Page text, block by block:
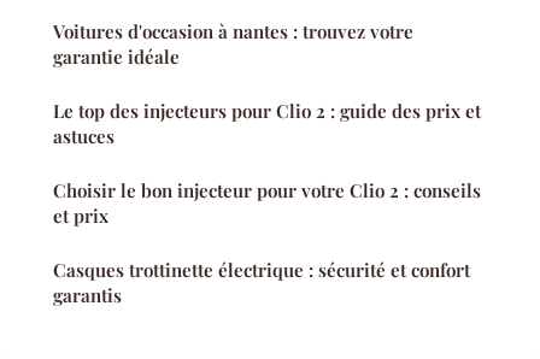
Voitures d'occasion à nantes : trouvez votre
garantie idéale
Le top des injecteurs pour Clio 2 : guide des prix et
astuces
Choisir le bon injecteur pour votre Clio 2 : conseils
et prix
Casques trottinette électrique : sécurité et confort
garantis